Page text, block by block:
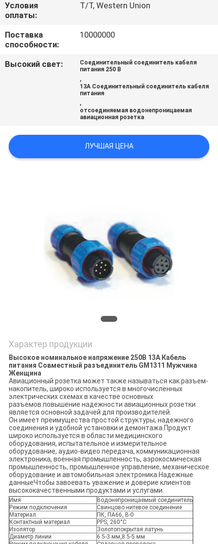
COMPANY
NEWS
КАРТА
POLICY
Условия
оплаты:
T/T, Western Union
Поставка
способности:
10000000
Высокий свет:
Соединительный соединитель кабеля
питания 250 В
,
13A Соединительный соединитель кабеля
питания
,
отсоединяемая водонепроницаемая
авиационная розетка
ЛУЧШАЯ ЦЕНА
Характер продукции
Высокое номинальное напряжение 250В 13А Кабель
питания Совместный разъединитель GM1311 Мужчина
Женщина
Авиационный розетка может также называться как разъем-
накопитель, широко используется в многочисленных
электрических схемах в качестве основных
разъемов.повышение надежности авиационных розетки
является основной задачей для производителей.
Он имеет преимущества простой структуры, надежного
соединения и удобной установки и демонтажа.Продукт
широко используется в области медицинского
оборудования, испытательное и измерительное
оборудование, аудио-видео передача, коммуникационная
электроника, военная промышленность, аэрокосмическая
промышленность, промышленное управление, механическое
оборудование и автомобильная электроника.Надежные
данныеЧтобы завоевать уважение и доверие клиентов
высококачественными продуктами и услугами.
Имя
Водонепроницаемый соединитель
Режим подключения
Свинцово нитевое соединение
Материал
ПК, ПА66, В-0
Контактный материал
PPS, 260°C
Изолятор
Золотопокрытая латунь
Диаметр линии
6.5-3 мм,8.5-5 мм